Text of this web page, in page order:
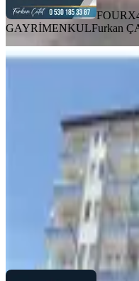
GAYRİMENKULFurkan
BALKONLU
3+1 · 170
2.000.000 ₺
A&C GOLD